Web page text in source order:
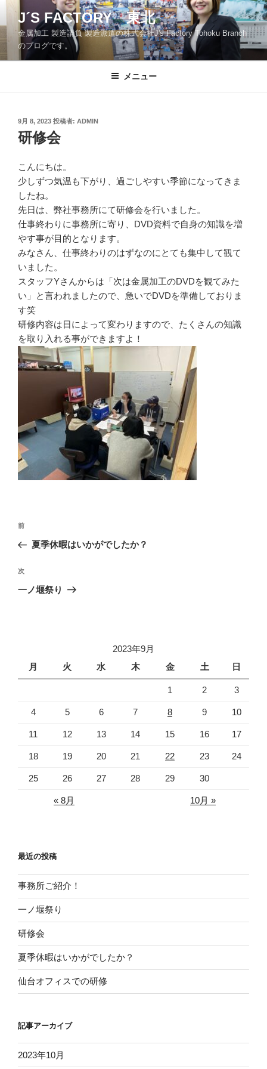
ツ
J´S FACTORY 東北
金属加工 製造請負 製造派遣の株式会社J's Factory Tohoku Branch
のブログです。
メニュー
投
稿
日:
9月 8, 2023 投稿者: ADMIN
研修会
こんにちは。
少しずつ気温も下がり、過ごしやすい季節になってきま
したね。
先日は、弊社事務所にて研修会を行いました。
仕事終わりに事務所に寄り、DVD資料で自身の知識を増
やす事が目的となります。
みなさん、仕事終わりのはずなのにとても集中して観て
いました。
スタッフYさんからは「次は金属加工のDVDを観てみた
い」と言われましたので、急いでDVDを準備しておりま
す笑
研修内容は日によって変わりますので、たくさんの知識
を取り入れる事ができますよ！
投
ナ
ビ
ゲ
前
の
稿
前
夏季休暇はいかがでしたか？
次
次
一ノ堰祭り
2023年9月
月
火 水 木 金 土 日
1 2 3
4 5 6 7 8 9 10
11 12 13 14 15 16 17
18 19 20 21 22 23 24
25 26 27 28 29 30
« 8月 10月 »
最近の投稿
事務所ご紹介！
一ノ堰祭り
研修会
夏季休暇はいかがでしたか？
仙台オフィスでの研修
記事アーカイブ
2023年10月